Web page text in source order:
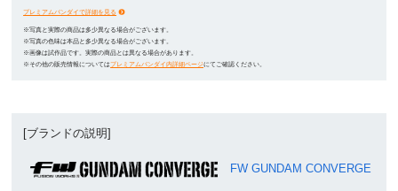
プレミアムバンダイで詳細を見る
※写真と実際の商品は多少異なる場合がございます。
※写真の色味は本品と多少異なる場合がございます。
※画像は試作品です。実際の商品とは異なる場合があります。
※その他の販売情報についてはプレミアムバンダイ内詳細ページにてご確認ください。
[ブランドの説明]
FW GUNDAM CONVERGE